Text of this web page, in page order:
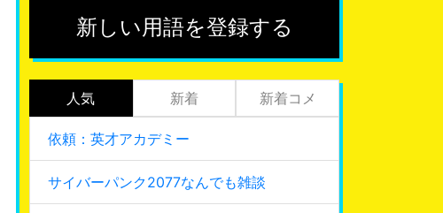
新しい用語を登録する
人気 新着 新着コメ
依頼：英才アカデミー
サイバーパンク2077なんでも雑談